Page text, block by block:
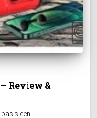
Review &
een